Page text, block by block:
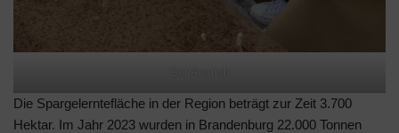
Der Anstich
Die Spargelerntefläche in der Region beträgt zur Zeit 3.700
Hektar. Im Jahr 2023 wurden in Brandenburg 22.000 Tonnen